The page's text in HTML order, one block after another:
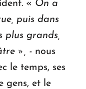
« On a
puis dans
plus grands,
», - nous
le temps, ses
gens, et le